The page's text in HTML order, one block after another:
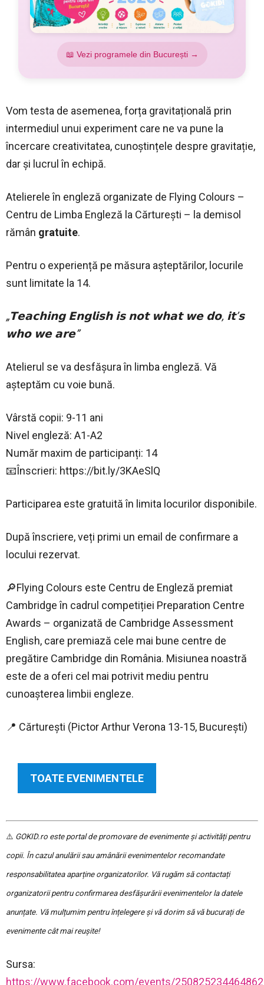
📖 Vezi programele din București →
Vom testa de asemenea, forța gravitațională prin
intermediul unui experiment care ne va pune la
încercare creativitatea, cunoștințele despre gravitație,
dar și lucrul în echipă.
Atelierele în engleză organizate de Flying Colours –
Centru de Limba Engleză la Cărturești – la demisol
rămân gratuite.
Pentru o experiență pe măsura așteptărilor, locurile
sunt limitate la 14.
„𝗧𝗲𝗮𝗰𝗵𝗶𝗻𝗴 𝗘𝗻𝗴𝗹𝗶𝘀𝗵 𝗶𝘀 𝗻𝗼𝘁 𝘄𝗵𝗮𝘁 𝘄𝗲 𝗱𝗼, 𝗶𝘁’𝘀
𝘄𝗵𝗼 𝘄𝗲 𝗮𝗿𝗲”
Atelierul se va desfășura în limba engleză. Vă
așteptăm cu voie bună.
Vârstă copii: 9-11 ani
Nivel engleză: A1-A2
Număr maxim de participanți: 14
📧Înscrieri: https://bit.ly/3KAeSlQ
Participarea este gratuită în limita locurilor disponibile.
După înscriere, veți primi un email de confirmare a
locului rezervat.
🔎Flying Colours este Centru de Engleză premiat
Cambridge în cadrul competiției Preparation Centre
Awards – organizată de Cambridge Assessment
English, care premiază cele mai bune centre de
pregătire Cambridge din România. Misiunea noastră
este de a oferi cel mai potrivit mediu pentru
cunoașterea limbii engleze.
📍 Cărturești (Pictor Arthur Verona 13-15, București)
TOATE EVENIMENTELE
⚠️ GOKID.ro este portal de promovare de evenimente și activități pentru
copii. În cazul anulării sau amânării evenimentelor recomandate
responsabilitatea aparține organizatorilor. Vă rugăm să contactați
organizatorii pentru confirmarea desfășurării evenimentelor la datele
anunțate. Vă mulțumim pentru înțelegere și vă dorim să vă bucurați de
evenimente cât mai reușite!
Sursa:
https://www.facebook.com/events/250825234464862